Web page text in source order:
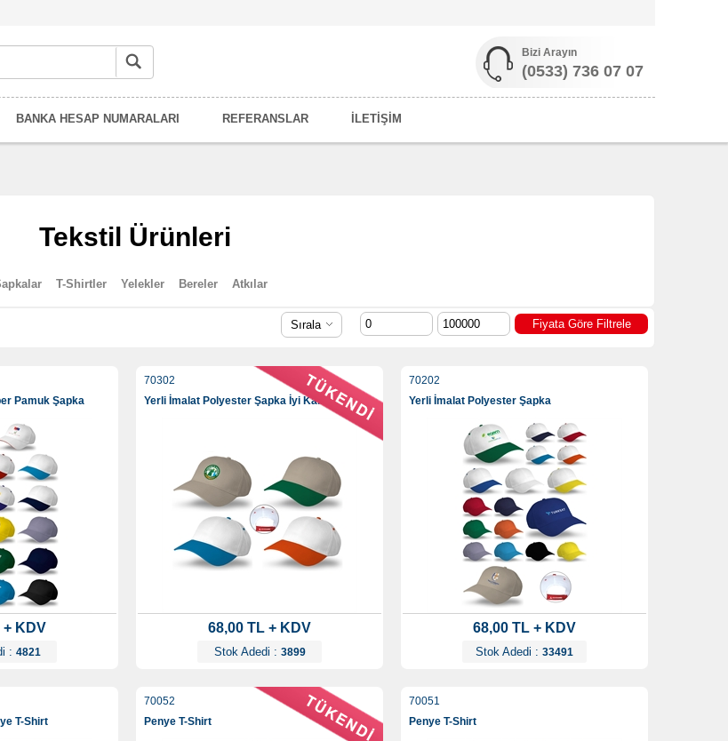
Bizi Arayın
(0533) 736 07 07
BANKA HESAP NUMARALARI REFERANSLAR İLETİŞİM
Tekstil Ürünleri
T-Shirtler Yelekler Bereler Atkılar
Sırala
Pamuk Şapka
+ KDV
: 4821
70302
Yerli İmalat Polyester Şapka İyi Kalite
68,00 TL + KDV
Stok Adedi : 3899
70202
Yerli İmalat Polyester Şapka
68,00 TL + KDV
Stok Adedi : 33491
T-Shirt
70052
Penye T-Shirt
70051
Penye T-Shirt